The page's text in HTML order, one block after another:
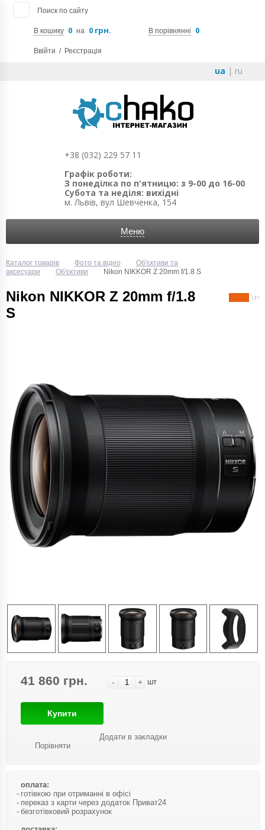
Поиск по сайту
В кошику 0 на 0 грн. В порівнянні 0
Ввійти / Реєстрація
ua | ru
+38 (032) 229 57 11
Графік роботи:
З понеділка по п'ятницю: з 9-00 до 16-00
Субота та неділя: вихідні
м. Львів, вул Шевченка, 154
Меню
Каталог товарів Фото та відео
Об'єктиви та
аксесуари
Об'єктиви Nikon NIKKOR Z 20mm f/1.8 S
Nikon NIKKOR Z 20mm f/1.8
S
( 2 )
41 860 грн. - + шт
Купити
Порівняти
Додати в закладки
оплата:
готівкою при отриманні в офісі
переказ з карти через додаток Приват24
безготівковий розрахунок